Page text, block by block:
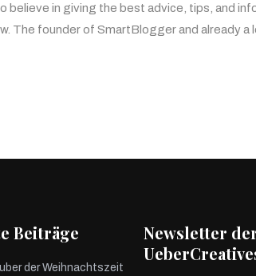
believe in giving the best advice, tips, and
The founder of SmartBlogger and already a
Beiträge
der Weihnachtszeit
Newsletter